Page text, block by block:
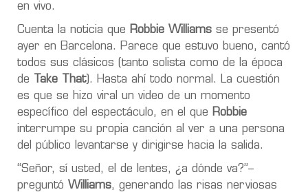
en vivo.
Cuenta la noticia que Robbie Williams se presentó
ayer en Barcelona. Parece que estuvo bueno, cantó
todos sus clásicos (tanto solista como de la época
de
Take That). Hasta ahí todo normal. La cuestión
es que se hizo viral un video de un momento
específico del espectáculo, en el que Robbie
interrumpe su propia canción al ver a una persona
del público levantarse y dirigirse hacia la salida.
“Señor, sí usted, el de lentes, ¿a dónde va?”–
preguntó Williams, generando las risas nerviosas